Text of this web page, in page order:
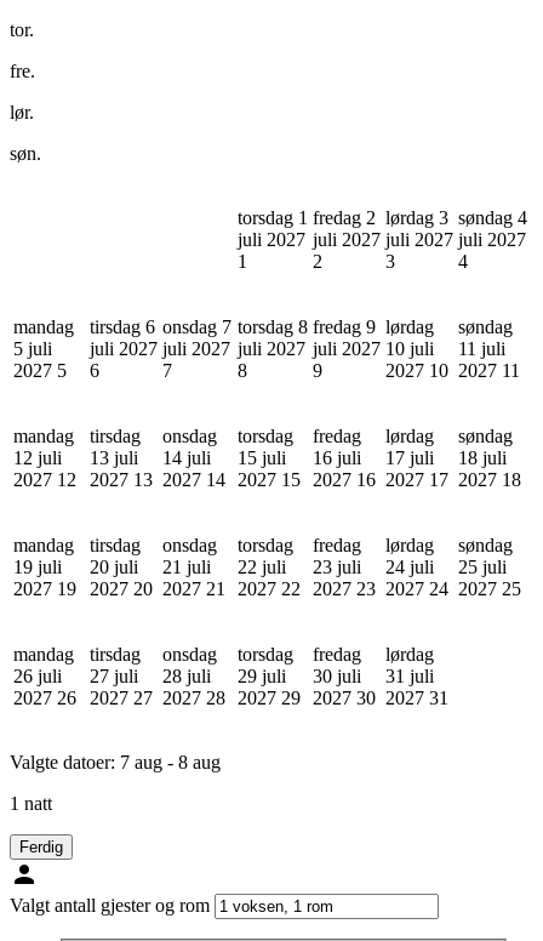
tor.
fre.
lør.
søn.
torsdag 1
juli 2027
1
fredag 2
juli 2027
2
lørdag 3
juli 2027
3
søndag 4
juli 2027
4
mandag
5 juli
2027 5
tirsdag 6
juli 2027
6
onsdag 7
juli 2027
7
torsdag 8
juli 2027
8
fredag 9
juli 2027
9
lørdag
10 juli
2027 10
søndag
11 juli
2027 11
mandag
12 juli
2027 12
tirsdag
13 juli
2027 13
onsdag
14 juli
2027 14
torsdag
15 juli
2027 15
fredag
16 juli
2027 16
lørdag
17 juli
2027 17
søndag
18 juli
2027 18
mandag
19 juli
2027 19
tirsdag
20 juli
2027 20
onsdag
21 juli
2027 21
torsdag
22 juli
2027 22
fredag
23 juli
2027 23
lørdag
24 juli
2027 24
søndag
25 juli
2027 25
mandag
26 juli
2027 26
tirsdag
27 juli
2027 27
onsdag
28 juli
2027 28
torsdag
29 juli
2027 29
fredag
30 juli
2027 30
lørdag
31 juli
2027 31
Valgte datoer: 7 aug - 8 aug
1 natt
Ferdig
Valgt antall gjester og rom